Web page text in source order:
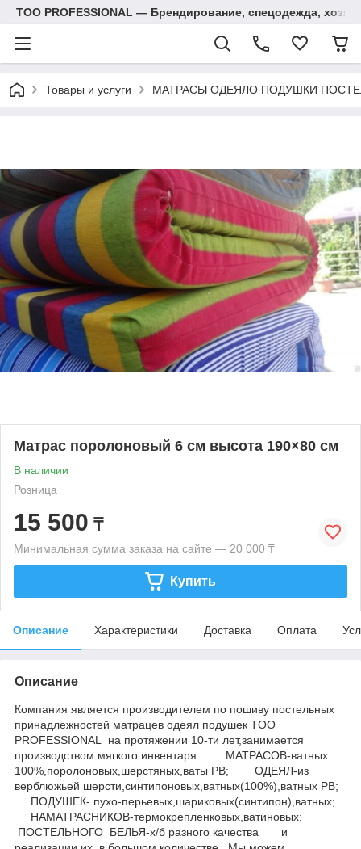
ТОО PROFESSIONAL — Брендирование, спецодежда,
Товары и услуги МАТРАСЫ ОДЕЯЛО ПОДУШКИ
Матрас поролоновый 6 см высота 190×80 см
В наличии
Розница
15 500 ₸
Минимальная сумма заказа на сайте — 20 000 ₸
Купить
Описание Характеристики Доставка Оплата
Описание
Компания является производителем по пошиву постельных
принадлежностей матрацев одеял подушек TOO
PROFESSIONAL на протяжении 10-ти лет,занимается
производством мягкого инвентаря: МАТРАСОВ-ватных
100%,поролоновых,шерстяных,ваты РВ; ОДЕЯЛ-из
верблюжьей шерсти,синтипоновых,ватных(100%),ватных РВ;
ПОДУШЕК- пухо-перьевых,шариковых(синтипон),ватных;
НАМАТРАСНИКОВ-термокрепленковых,ватиновых;
ПОСТЕЛЬНОГО БЕЛЬЯ-х/б разного качества и